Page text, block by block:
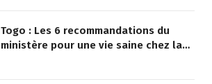
Togo : Les 6 recommandations du
ministère pour une vie saine chez la